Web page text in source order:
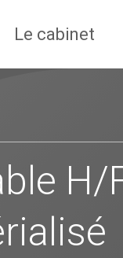
Le cabinet
H/